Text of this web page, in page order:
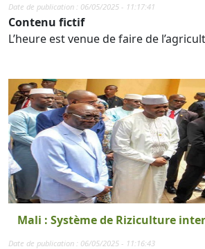
Date de publication : 06/05/2025 - 11:17:41
Contenu fictif
L’heure est venue de faire de
Mali : Système de Riziculture
Date de publication : 06/05/2025 - 11:16:43